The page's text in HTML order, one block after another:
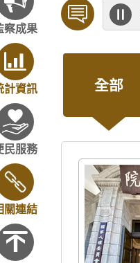
察成果
計資訊
民服務
關連結
全部